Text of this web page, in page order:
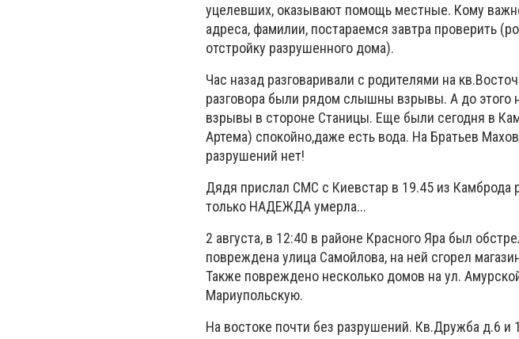
уцелевших, оказывают помощь местные. Кому
адреса, фамилии, постараемся завтра проверить
отстройку разрушенного дома).
Час назад разговаривали с родителями на
разговора были рядом слышны взрывы. А до
взрывы в стороне Станицы. Еще были сегодня в
Артема) спокойно,даже есть вода. На Братьев
разрушений нет!
Дядя прислал СМС с Киевстар в 19.45 из Камброда
только НАДЕЖДА умерла...
2 августа, в 12:40 в районе Красного Яра был
повреждена улица Самойлова, на ней сгорел
Также повреждено несколько домов на ул.
Мариупольскую.
На востоке почти без разрушений. Кв.Дружба д.6 и